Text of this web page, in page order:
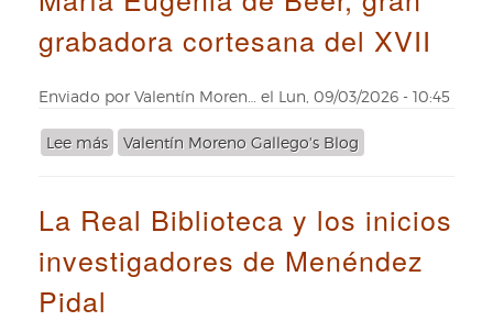
ayuda
de
navegación
grabadora cortesana del XVII
Enviado por Valentín Moren… el Lun, 09/03/2026 - 10:45
Lee mássobre
Beer,
gran
grabadora
Valentín Moreno Gallego's Blog
La Real Biblioteca y los inicios
investigadores de Menéndez
Pidal